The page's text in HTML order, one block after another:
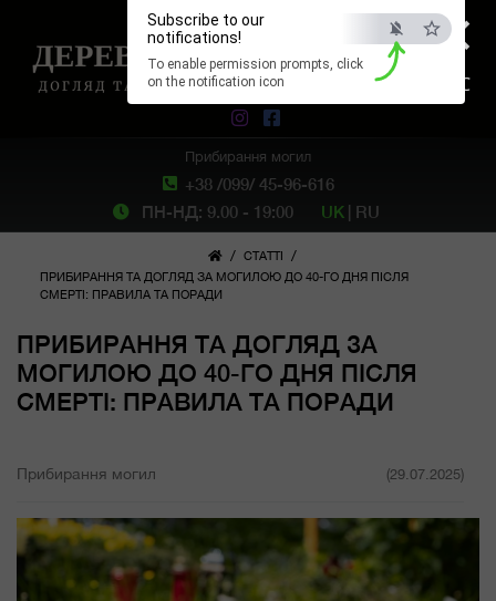
×
ESC
Subscribe to our
notifications!
To enable permission prompts, click
on the notification icon
+38 /099/ 45-96-616
Прибирання могил
ПН-НД: 9.00 - 19:00 UK | RU
/ СТАТТІ /
ПРИБИРАННЯ ТА ДОГЛЯД ЗА МОГИЛОЮ ДО 40-ГО ДНЯ ПІСЛЯ
СМЕРТІ: ПРАВИЛА ТА ПОРАДИ
ПРИБИРАННЯ ТА ДОГЛЯД ЗА
МОГИЛОЮ ДО 40-ГО ДНЯ ПІСЛЯ
СМЕРТІ: ПРАВИЛА ТА ПОРАДИ
Прибирання могил (29.07.2025)